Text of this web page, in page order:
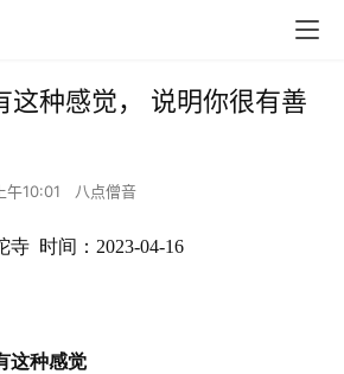
这种感觉， 说明你很有善
午10:01 八点僧音
时间：2023-04-16
这种感觉